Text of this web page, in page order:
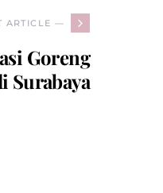
ARTICLE —
Goreng
Surabaya